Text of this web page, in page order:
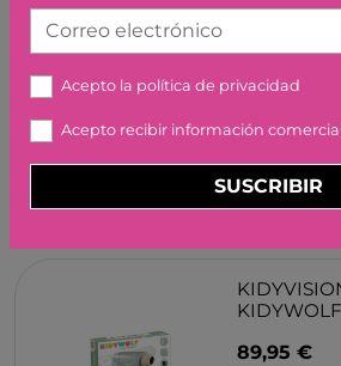
PIXO
KIDYWOLF
89,95 €
Correo electrónico
Acepto la política de privacidad
Acepto recibir información
SUSCRIBIR